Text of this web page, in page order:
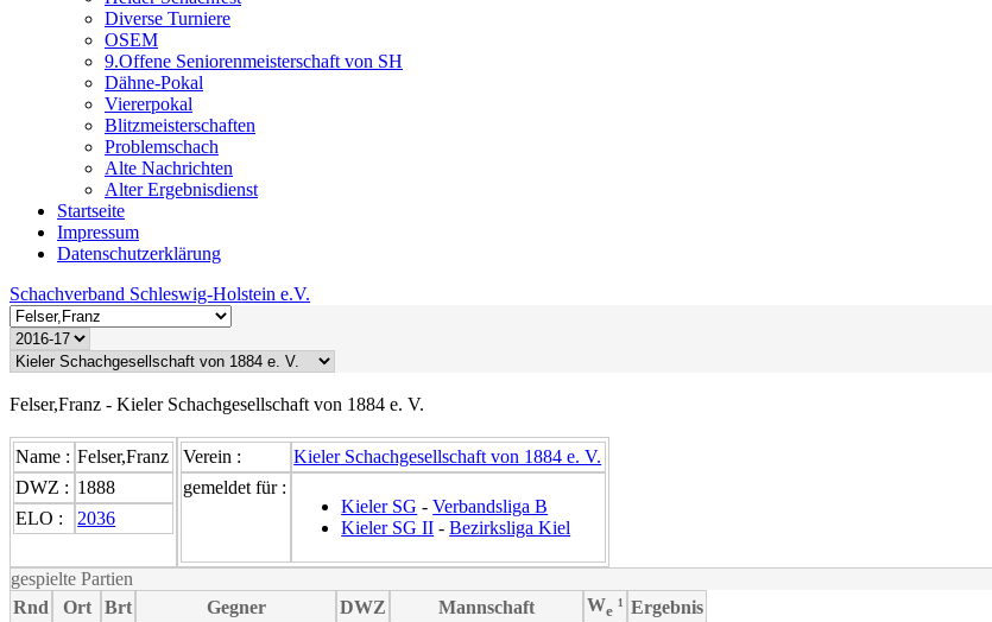
Diverse Turniere
OSEM
9.Offene Seniorenmeisterschaft von SH
Dähne-Pokal
Viererpokal
Blitzmeisterschaften
Problemschach
Alte Nachrichten
Alter Ergebnisdienst
Startseite
Impressum
Datenschutzerklärung
Schachverband Schleswig-Holstein e.V.
Felser,Franz - Kieler Schachgesellschaft von 1884 e. V.
Name : Felser,Franz
DWZ : 1888
ELO :
2036
Verein :
Kieler Schachgesellschaft von 1884 e. V.
gemeldet für :
Kieler SG -Verbandsliga B
Kieler SG II -Bezirksliga Kiel
gespielte Partien
Rnd
Ort Brt Gegner DWZ Mannschaft We ¹ Ergebnis